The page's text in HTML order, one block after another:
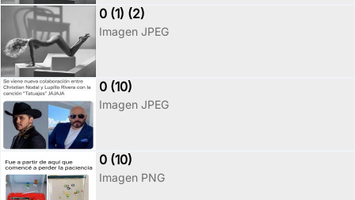
0 (1) (2)
Imagen JPEG
0 (10)
Imagen JPEG
0 (10)
Imagen PNG